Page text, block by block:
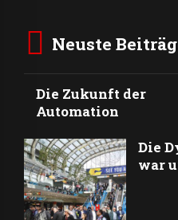
Neuste
Die Zukunft der
Automation
Die
war